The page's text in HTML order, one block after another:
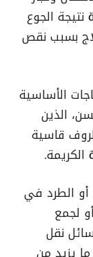
الجوع
بسبب نقص
الأساسية
الذين
عامًا، في ظروف قاسية
أو الطرد في
لجمع
نقل